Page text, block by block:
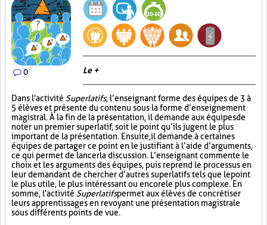
0 Le +
Dans l'activité Superlatifs, l’enseignant forme des équipes de 3 à
5 élèves et présente du contenu sous la forme d’enseignement
magistral. À la fin de la présentation, il demande aux équipes de
noter un premier superlatif, soit le point qu’ils jugent le plus
important de la présentation. Ensuite, il demande à certaines
équipes de partager ce point en le justifiant à l’aide d’arguments,
ce qui permet de lancer la discussion. L’enseignant commente le
choix et les arguments des équipes, puis reprend le processus en
leur demandant de chercher d’autres superlatifs tels que le point
le plus utile, le plus intéressant ou encore le plus complexe. En
somme, l'activité Superlatifspermet aux élèves de concrétiser
leurs apprentissages en revoyant une présentation magistrale
sous différents points de vue.